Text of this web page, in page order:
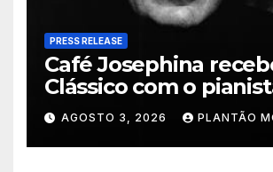
PRESS RELEASE
Café Josephina
Clássico com o
Varani nesta terça-
AGOSTO 3, 2026 PLANTÃO